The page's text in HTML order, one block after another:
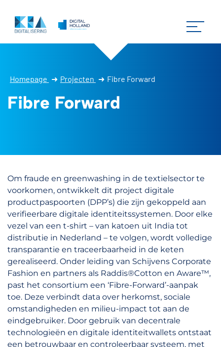
Homepage ➜ Projecten ➜ Fibre Forward
Fibre Forward
Om fraude en greenwashing in de textielsector te
voorkomen, ontwikkelt dit project digitale
productpaspoorten (DPP’s) die zijn gekoppeld aan
verifieerbare digitale identiteitssystemen. Door elke
vezel van een t-shirt – van katoen uit India tot
distributie in Nederland – te volgen, wordt volledige
transparantie en traceerbaarheid in de keten
gerealiseerd. Onder leiding van Schijvens Corporate
Fashion en partners als Raddis®Cotton en Aware™,
past het consortium een ‘Fibre-Forward’-aanpak
toe. Deze verbindt data over herkomst, sociale
omstandigheden en milieu-impact tot aan de
eindgebruiker. Door gebruik van decentrale
technologieën en digitale identiteitwallets ontstaat
een betrouwbaar en controleerbaar systeem, met